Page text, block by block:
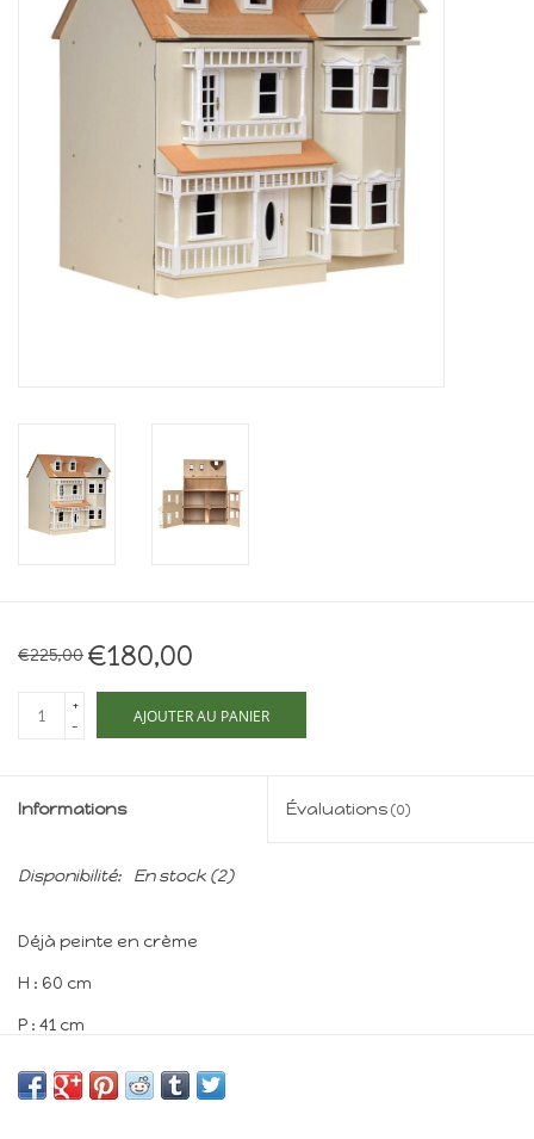
1/48ème
Fournitures bricolage
Maison de souris
miniature - The Mouse
€225,00 €180,00
+
-
AJOUTER AU PANIER
Informations Évaluations (0)
Disponibilité: En stock (2)
Déjà peinte en crème
H : 60 cm
P : 41 cm
l : 57 cm